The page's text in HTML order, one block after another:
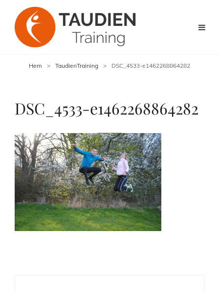
Hem > TaudienTraining > DSC_4533-e1462268864282
DSC_4533-e1462268864282